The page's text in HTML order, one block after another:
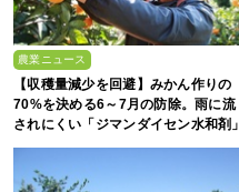
農業ニュース
【収穫量減少を回避】みかん作りの
70%を決める6～7月の防除。雨に流
されにくい「ジマンダイセン水和剤」
で黒点病を叩く！